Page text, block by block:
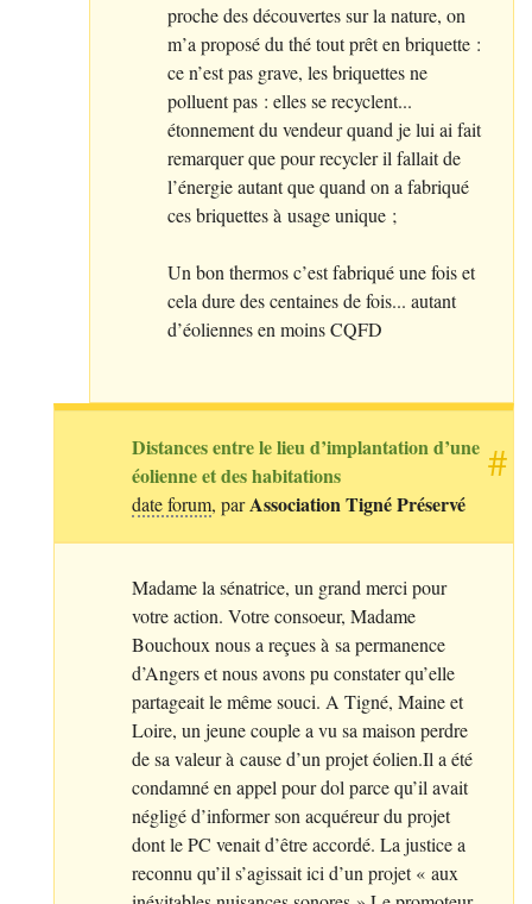
proche des découvertes sur la nature, on
m’a proposé du thé tout prêt en briquette :
ce n’est pas grave, les briquettes ne
polluent pas : elles se recyclent...
étonnement du vendeur quand je lui ai fait
remarquer que pour recycler il fallait de
l’énergie autant que quand on a fabriqué
ces briquettes à usage unique ;
Un bon thermos c’est fabriqué une fois et
cela dure des centaines de fois... autant
d’éoliennes en moinsCQFD
#
Distances entre le lieu d’implantation d’une
éolienne et des habitations
date forum, parAssociation Tigné Préservé
Madame la sénatrice, un grand merci pour
votre action. Votre consoeur, Madame
Bouchoux nous a reçues à sa permanence
d’Angers et nous avons pu constater qu’elle
partageait le même souci. A Tigné, Maine et
Loire, un jeune couple a vu sa maison perdre
de sa valeur à cause d’un projet éolien.Il a été
condamné en appel pour dol parce qu’il avait
négligé d’informer son acquéreur du projet
dont lePC venait d’être accordé. La justice a
reconnu qu’il s’agissait ici d’un projet « aux